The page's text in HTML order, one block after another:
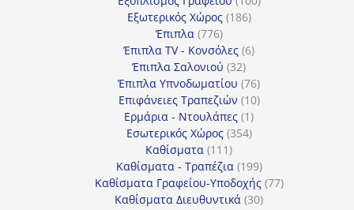
Εξωτερικός Χώρος 186186
Έπιπλα 776776
προϊόντα
Έπιπλα TV - Κονσόλες 66
Έπιπλα Σαλονιού 3232
προϊόντα
Έπιπλα Υπνοδωματίου 7676
προϊόντα
Επιφάνειες Τραπεζιών 1010
Ερμάρια - Ντουλάπες 11
προϊόν
Εσωτερικός Χώρος 354354
Καθίσματα 111111
προϊόντα
Καθίσματα - Τραπέζια 199199
προϊόντα
Καθίσματα Γραφείου-Υποδοχής 7777
Καθίσματα Διευθυντικά 3030